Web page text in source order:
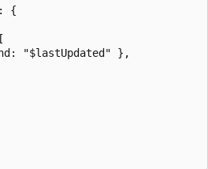
{
"$lastUpdated" },